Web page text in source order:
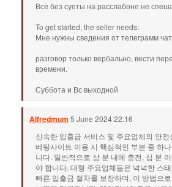
Всё без суеты на расслабоне не
To get started, the seller needs:
Мне нужны сведения от телеграмм
разговор только вербально, вести
времени.
Суббота и Вс выходной
Alfredmum 5 June 2024 22:16
신속한 입출금 서비스 및 주요업체의 안전
베팅사이트 이용 시 핵심적인 부분 중 하
니다. 일반적으로 삼 분 내에 충전, 십 분
야 합니다. 대형 주요업체들은 넉넉한 스
빠른 입출금 절차를 보장하며, 이 방법으